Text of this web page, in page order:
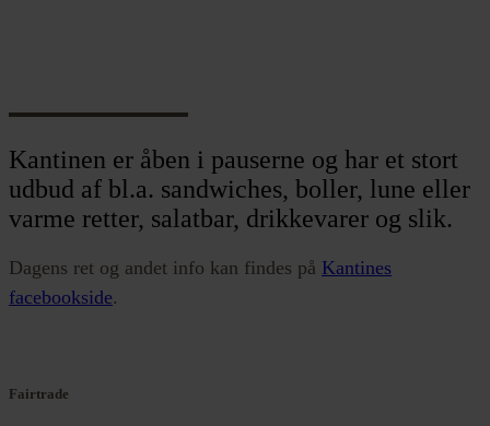
Kantinen er åben i pauserne og har et stort
udbud af bl.a. sandwiches, boller, lune eller
varme retter, salatbar, drikkevarer og slik.
Dagens ret og andet info kan findes på Kantines
facebookside.
Fairtrade